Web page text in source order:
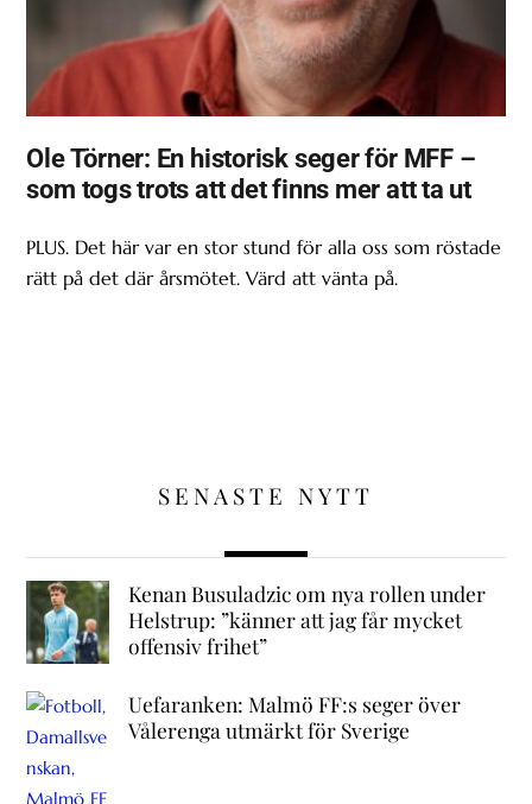
Ole Törner: En historisk seger för MFF –
som togs trots att det finns mer att ta ut
PLUS. Det här var en stor stund för alla oss som röstade
rätt på det där årsmötet. Värd att vänta på.
SENASTE NYTT
Kenan Busuladzic om nya rollen under
Helstrup: ”känner att jag får mycket
offensiv frihet”
Uefaranken: Malmö FF:s seger över
Vålerenga utmärkt för Sverige